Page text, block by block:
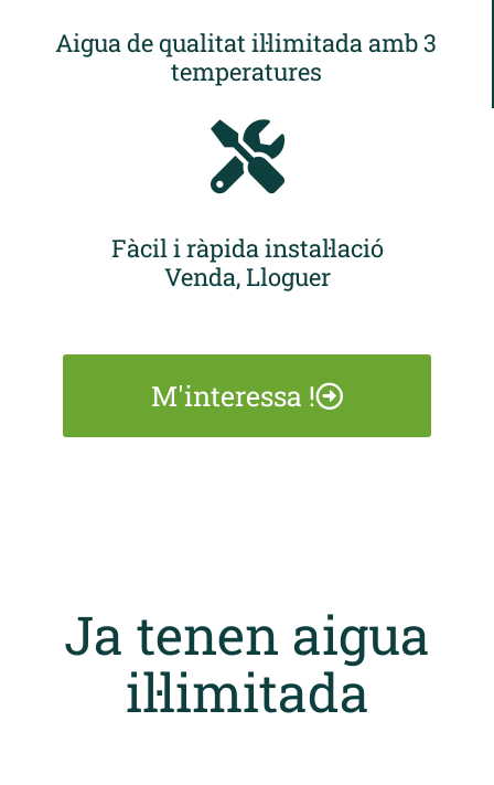
Aigua de qualitat il·limitada amb 3
temperatures
Fàcil i ràpida instal·lació
Venda, Lloguer
M'interessa !
Ja tenen aigua
il·limitada